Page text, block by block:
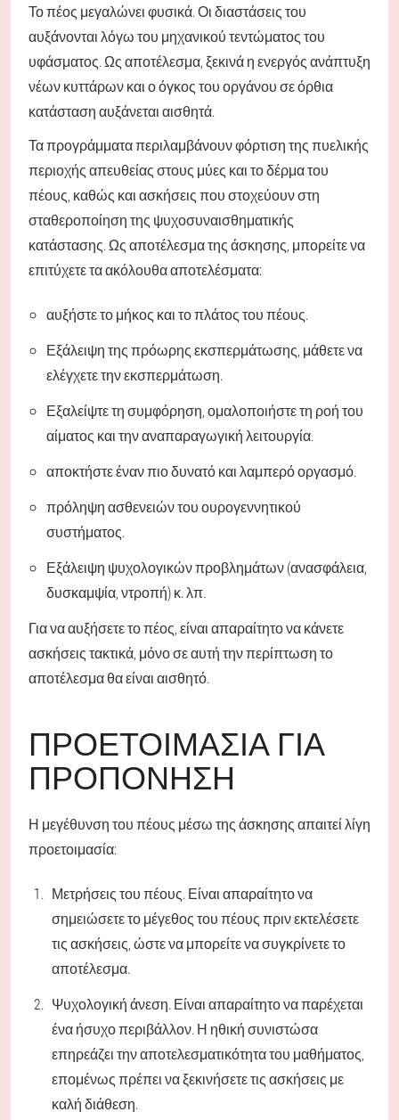
Το πέος μεγαλώνει φυσικά. Οι διαστάσεις του
αυξάνονται λόγω του μηχανικού τεντώματος του
υφάσματος. Ως αποτέλεσμα, ξεκινά η ενεργός ανάπτυξη
νέων κυττάρων και ο όγκος του οργάνου σε όρθια
κατάσταση αυξάνεται αισθητά.
Τα προγράμματα περιλαμβάνουν φόρτιση της πυελικής
περιοχής απευθείας στους μύες και το δέρμα του
πέους, καθώς και ασκήσεις που στοχεύουν στη
σταθεροποίηση της ψυχοσυναισθηματικής
κατάστασης. Ως αποτέλεσμα της άσκησης, μπορείτε να
επιτύχετε τα ακόλουθα αποτελέσματα:
αυξήστε το μήκος και το πλάτος του πέους.
Εξάλειψη της πρόωρης εκσπερμάτωσης, μάθετε να
ελέγχετε την εκσπερμάτωση.
Εξαλείψτε τη συμφόρηση, ομαλοποιήστε τη ροή του
αίματος και την αναπαραγωγική λειτουργία.
αποκτήστε έναν πιο δυνατό και λαμπερό οργασμό.
πρόληψη ασθενειών του ουρογεννητικού
συστήματος.
Εξάλειψη ψυχολογικών προβλημάτων (ανασφάλεια,
δυσκαμψία, ντροπή) κ. λπ.
Για να αυξήσετε το πέος, είναι απαραίτητο να κάνετε
ασκήσεις τακτικά, μόνο σε αυτή την περίπτωση το
αποτέλεσμα θα είναι αισθητό.
ΠΡΟΕΤΟΙΜΑΣΊΑ ΓΙΑ
ΠΡΟΠΌΝΗΣΗ
Η μεγέθυνση του πέους μέσω της άσκησης απαιτεί λίγη
προετοιμασία:
Μετρήσεις του πέους. Είναι απαραίτητο να
σημειώσετε το μέγεθος του πέους πριν εκτελέσετε
τις ασκήσεις, ώστε να μπορείτε να συγκρίνετε το
αποτέλεσμα.
Ψυχολογική άνεση. Είναι απαραίτητο να παρέχεται
ένα ήσυχο περιβάλλον. Η ηθική συνιστώσα
επηρεάζει την αποτελεσματικότητα του μαθήματος,
επομένως πρέπει να ξεκινήσετε τις ασκήσεις με
καλή διάθεση.